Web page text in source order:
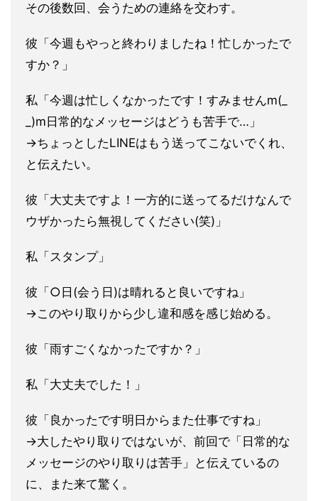
その後数回、会うための連絡を交わす。
彼「今週もやっと終わりましたね！忙しかったで
すか？」
私「今週は忙しくなかったです！すみませんm(_
_)m日常的なメッセージはどうも苦手で…」
→ちょっとしたLINEはもう送ってこないでくれ、
と伝えたい。
彼「大丈夫ですよ！一方的に送ってるだけなんで
ウザかったら無視してください(笑) 」
私「スタンプ」
彼「○日(会う日)は晴れると良いですね」
→このやり取りから少し違和感を感じ始める。
彼「雨すごくなかったですか？」
私「大丈夫でした！」
彼「良かったです明日からまた仕事ですね」
→大したやり取りではないが、前回で「日常的な
メッセージのやり 取りは苦手」と伝えているの
に、また来て驚く。